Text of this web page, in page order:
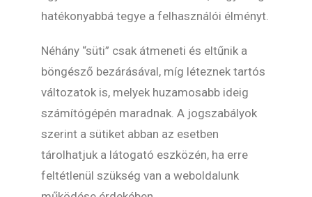
hatékonyabbá tegye a felhasználói élményt.
Néhány “süti” csak átmeneti és eltűnik a
böngésző bezárásával, míg léteznek tartós
változatok is, melyek huzamosabb ideig
számítógépén maradnak. A jogszabályok
szerint a sütiket abban az esetben
tárolhatjuk a látogató eszközén, ha erre
feltétlenül szükség van a weboldalunk